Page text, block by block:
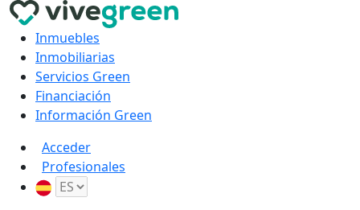
Inmuebles
Inmobiliarias
Servicios Green
Financiación
Información Green
Acceder
Profesionales